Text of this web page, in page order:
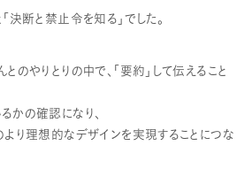
決断と禁止令を知る」でした。
のやりとりの中で、「要約」して伝えること
かの確認になり、
より理想的なデザインを実現することにつな